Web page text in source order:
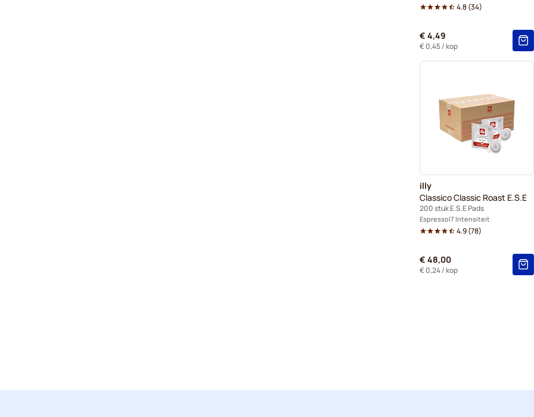
4.8(34)
€ 4,49
€ 0,45/ kop
illy
Classico Classic Roast E.S.E
200 stuk E.S.E Pads
Espresso 7 Intensiteit
4.9(78)
€ 48,00
€ 0,24/ kop